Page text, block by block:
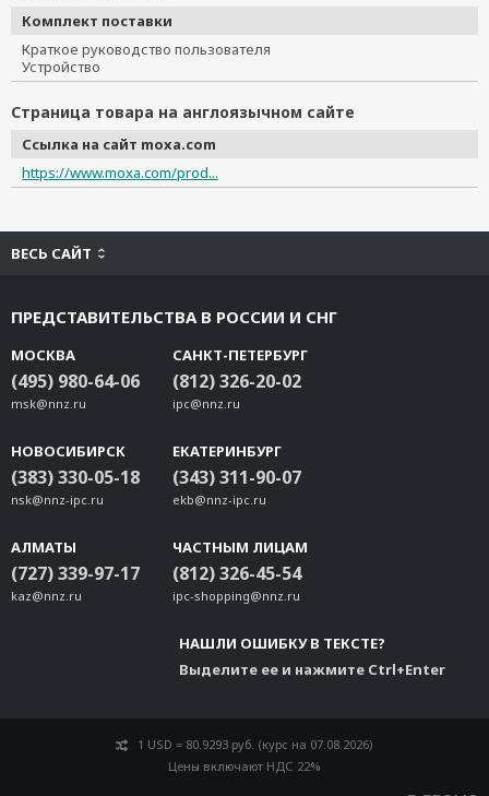
Комплект поставки
Краткое руководство пользователя
Устройство
Страница товара на англоязычном сайте
Ссылка на сайт moxa.com
https://www.moxa.com/prod...
ВЕСЬ САЙТ
ПРЕДСТАВИТЕЛЬСТВА В РОССИИ И СНГ
МОСКВА
(495) 980-64-06
msk@nnz.ru
САНКТ-ПЕТЕРБУРГ
(812) 326-20-02
ipc@nnz.ru
НОВОСИБИРСК
(383) 330-05-18
nsk@nnz-ipc.ru
ЕКАТЕРИНБУРГ
(343) 311-90-07
ekb@nnz-ipc.ru
АЛМАТЫ
(727) 339-97-17
kaz@nnz.ru
ЧАСТНЫМ ЛИЦАМ
(812) 326-45-54
ipc-shopping@nnz.ru
НАШЛИ ОШИБКУ В ТЕКСТЕ?
Выделите ее и нажмите Ctrl+Enter
1 USD = 80.9293 руб. (курс на 07.08.2026)
Цены включают НДС 22%